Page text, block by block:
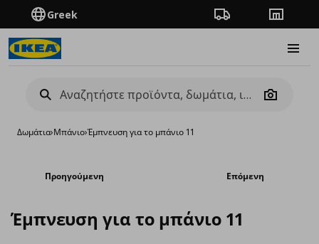
Greek Πορεία παραγγελίας
Camera
Δωμάτια›Μπάνιο›Έμπνευση για το μπάνιο 11
Προηγούμενη Επόμενη
Έμπνευση για το μπάνιο 11